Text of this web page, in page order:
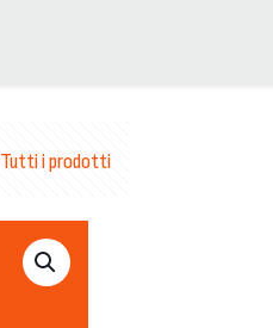
Tutti i prodotti